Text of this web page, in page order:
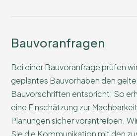
Bauvoranfragen
Bei einer Bauvoranfrage prüfen
geplantes Bauvorhaben den
Bauvorschriften entspricht. So
eine Einschätzung zur
Planungen sicher vorantreiben.
Sie die Kommunikation mit den